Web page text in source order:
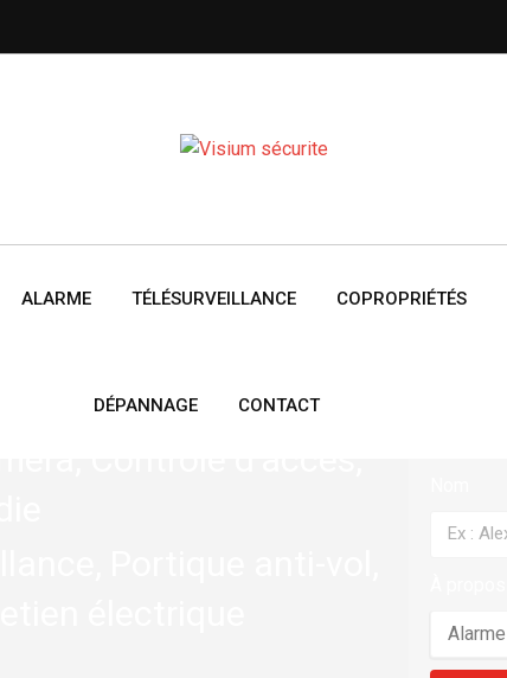
ALARME TÉLÉSURVEILLANCE COPROPRIÉTÉS
DÉPANNAGE CONTACT
HABITATION